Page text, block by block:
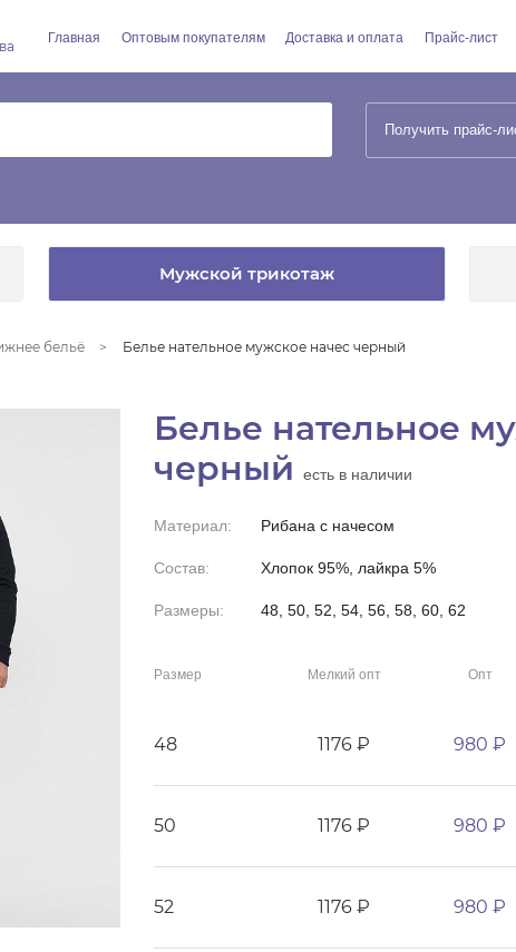
Главная Оптовым покупателям Доставка и оплата Прайс-лист
Получить прайс-
Мужской трикотаж
бельё Белье нательное мужское начес черный
Белье нательное
черный
есть в наличии
Материал: Рибана с начесом
Состав: Хлопок 95%, лайкра 5%
Размеры: 48, 50, 52, 54, 56, 58, 60, 62
Размер Мелкий опт Опт
48 1176 ₽ 980 ₽
50 1176 ₽ 980 ₽
52 1176 ₽ 980 ₽